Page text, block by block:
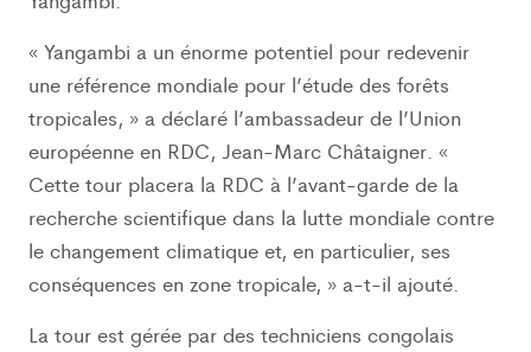
« Yangambi a un énorme potentiel pour redevenir
une référence mondiale pour l’étude des forêts
tropicales, » a déclaré l’ambassadeur de l’Union
européenne en RDC, Jean-Marc Châtaigner. «
Cette tour placera la RDC à l’avant-garde de la
recherche scientifique dans la lutte mondiale contre
le changement climatique et, en particulier, ses
conséquences en zone tropicale, » a-t-il ajouté.
La tour est gérée par des techniciens congolais